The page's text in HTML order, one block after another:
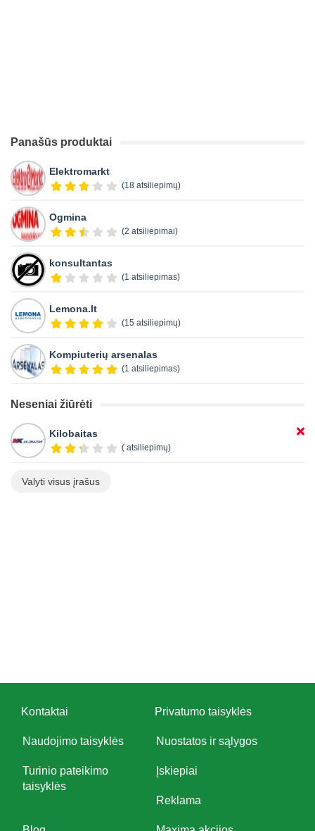
Panašūs produktai
Elektromarkt
(18 atsiliepimų)
Ogmina
(2 atsiliepimai)
konsultantas
(1 atsiliepimas)
Lemona.lt
(15 atsiliepimų)
Kompiuterių arsenalas
(1 atsiliepimas)
Neseniai žiūrėti
Kilobaitas
( atsiliepimų)
Valyti visus įrašus
Kontaktai Privatumo taisyklės
Naudojimo taisyklės Nuostatos ir sąlygos
Turinio pateikimo
taisyklės
Įskiepiai
Reklama